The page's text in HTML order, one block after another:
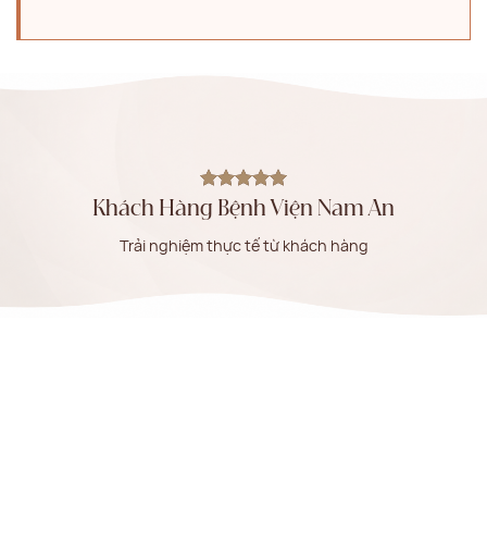
Khách Hàng Bệnh Viện Nam An
Trải nghiệm thực tế từ khách hàng